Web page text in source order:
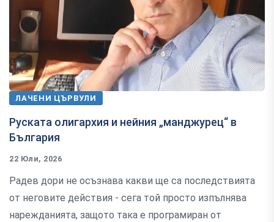
ЛАЧЕНИ ЦЪРВУЛИ
Руската олигархия и нейния „манджурец“ в
България
22 Юли, 2026
Радев дори не осъзнава какви ще са последствията
от неговите действия - сега той просто изпълнява
нарежданията, защото така е програмиран от